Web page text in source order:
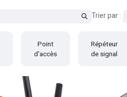
Trier par :
Point
d'accès
Répéteur
de signal